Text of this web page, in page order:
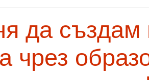
да създам
чрез